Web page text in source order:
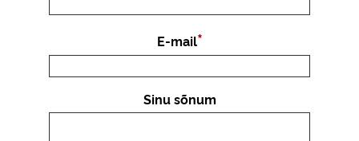
E-mail
Sinu sõnum